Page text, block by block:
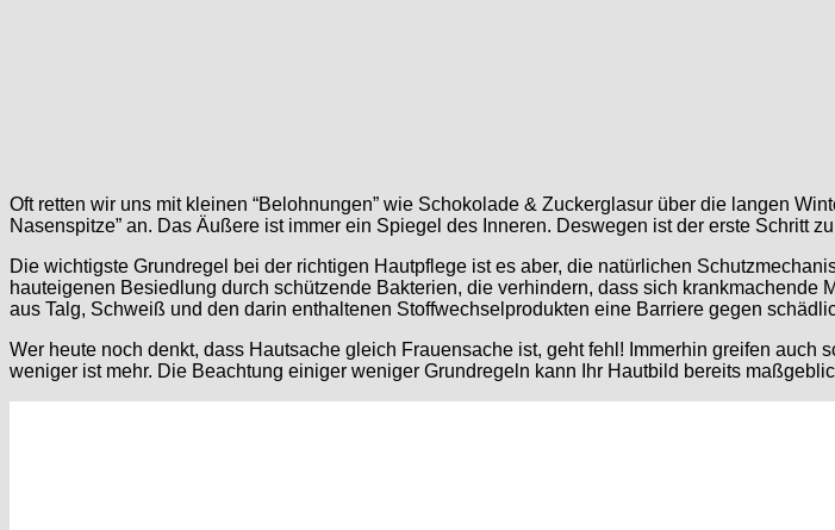
Oft retten wir uns mit kleinen “Belohnungen” wie Schokolade & Zuckerglasur über die langen
Nasenspitze” an. Das Äußere ist immer ein Spiegel des Inneren. Deswegen ist der erste Schritt
Die wichtigste Grundregel bei der richtigen Hautpflege ist es aber, die natürlichen
hauteigenen Besiedlung durch schützende Bakterien, die verhindern, dass sich
aus Talg, Schweiß und den darin enthaltenen Stoffwechselprodukten eine Barriere gegen
Wer heute noch denkt, dass Hautsache gleich Frauensache ist, geht fehl! Immerhin greifen
weniger ist mehr. Die Beachtung einiger weniger Grundregeln kann Ihr Hautbild bereits